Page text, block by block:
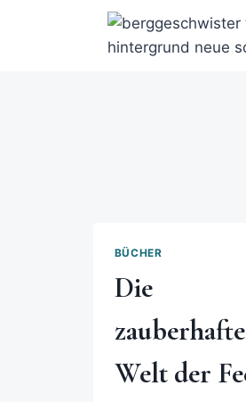
BÜCHER
Die
zauberhafte
Welt der